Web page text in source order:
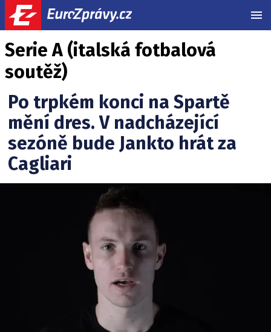
Serie A (italská fotbalová
soutěž)
Po trpkém konci na Spartě
mění dres. V nadcházející
sezóně bude Jankto hrát za
Cagliari